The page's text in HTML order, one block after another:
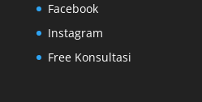
Facebook
Instagram
Free Konsultasi